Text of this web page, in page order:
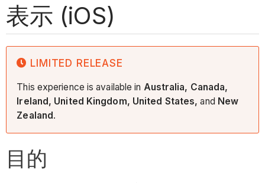
表示 (iOS)
LIMITED RELEASE
This experience is available in Australia, Canada,
Ireland, United Kingdom, United States,and New
Zealand .
目的